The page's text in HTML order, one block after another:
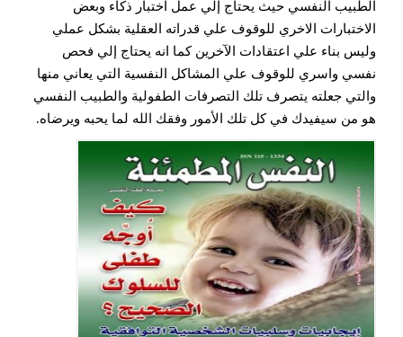
الطبيب النفسي حيث يحتاج إلي عمل اختبار ذكاء وبعض
الاختبارات الاخري للوقوف علي قدراته العقلية بشكل عملي
وليس بناء علي اعتقادات الآخرين كما انه يحتاج إلي فحص
نفسي واسري للوقوف علي المشاكل النفسية التي يعاني منها
والتي جعلته يتصرف تلك التصرفات الطفولية والطبيب النفسي
هو من سيفيدك في كل تلك الأمور وفقك الله لما يحبه ويرضاه.